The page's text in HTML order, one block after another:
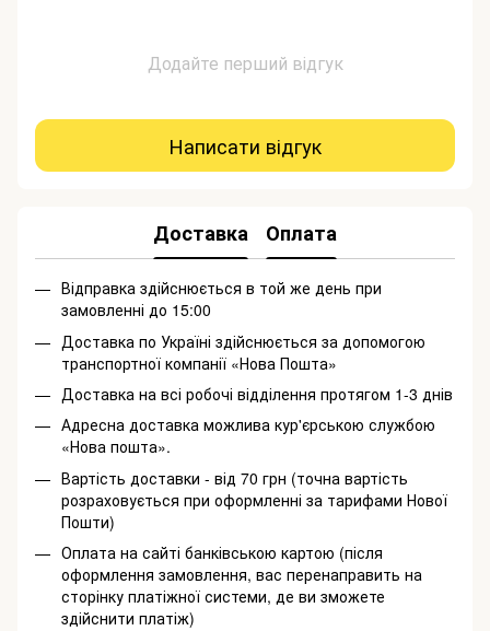
Додайте перший відгук
Написати відгук
Доставка Оплата
Відправка здійснюється в той же день при
замовленні до 15:00
Доставка по Україні здійснюється за допомогою
транспортної компанії «Нова Пошта»
Доставка на всі робочі відділення протягом 1-3 днів
Адресна доставка можлива кур'єрською службою
«Нова пошта».
Вартість доставки - від 70 грн (точна вартість
розраховується при оформленні за тарифами Нової
Пошти)
Оплата на сайті банківською картою (після
оформлення замовлення, вас перенаправить на
сторінку платіжної системи, де ви зможете
здійснити платіж)